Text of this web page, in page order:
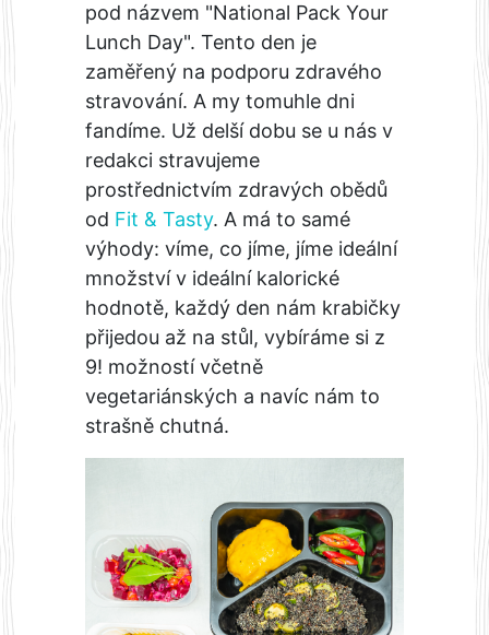
pod názvem "National Pack Your
Lunch Day". Tento den je
zaměřený na podporu zdravého
stravování. A my tomuhle dni
fandíme. Už delší dobu se u nás v
redakci stravujeme
prostřednictvím zdravých obědů
od Fit & Tasty. A má to samé
výhody: víme, co jíme, jíme ideální
množství v ideální kalorické
hodnotě, každý den nám krabičky
přijedou až na stůl, vybíráme si z
9! možností včetně
vegetariánských a navíc nám to
strašně chutná.